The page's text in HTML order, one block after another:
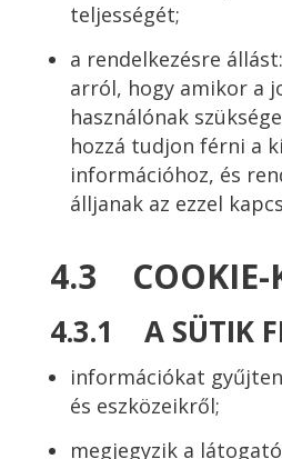
teljességét;
a rendelkezésre
arról, hogy amikor a
használónak
hozzá tudjon férni a
információhoz, és
álljanak az ezzel
4.3 COOKIE-
4.3.1 A SÜTIK
információkat
és eszközeikről;
megjegyzik a